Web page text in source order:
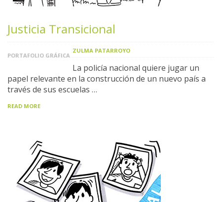
Justicia Transicional
PORTAFOLIO GRÁFICA
ZULMA PATARROYO
La policía nacional quiere jugar un
papel relevante en la construcción de un nuevo país a
través de sus escuelas …
READ MORE